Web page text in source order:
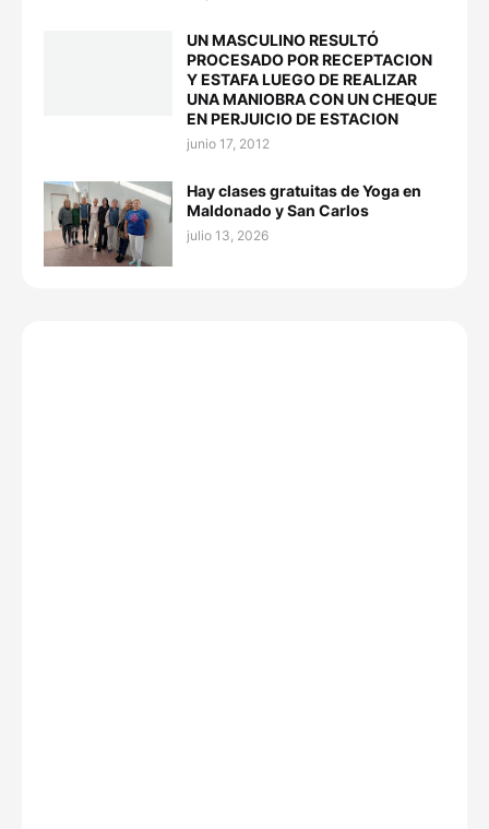
UN MASCULINO RESULTÓ
PROCESADO POR RECEPTACION
Y ESTAFA LUEGO DE REALIZAR
UNA MANIOBRA CON UN CHEQUE
EN PERJUICIO DE ESTACION
junio 17, 2012
Hay clases gratuitas de Yoga en
Maldonado y San Carlos
julio 13, 2026